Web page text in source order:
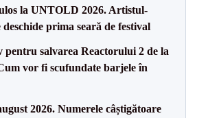
la UNTOLD 2026. Artistul-
prima seară de festival
pentru salvarea Reactorului 2 de la
vor fi scufundate barjele în
2026. Numerele câștigătoare